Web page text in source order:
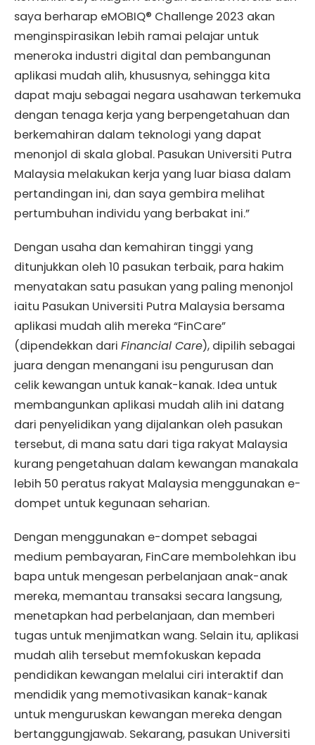
saya berharap eMOBIQ® Challenge 2023 akan
menginspirasikan lebih ramai pelajar untuk
meneroka industri digital dan pembangunan
aplikasi mudah alih, khususnya, sehingga kita
dapat maju sebagai negara usahawan terkemuka
dengan tenaga kerja yang berpengetahuan dan
berkemahiran dalam teknologi yang dapat
menonjol di skala global. Pasukan Universiti Putra
Malaysia melakukan kerja yang luar biasa dalam
pertandingan ini, dan saya gembira melihat
pertumbuhan individu yang berbakat ini.”
Dengan usaha dan kemahiran tinggi yang
ditunjukkan oleh 10 pasukan terbaik, para hakim
menyatakan satu pasukan yang paling menonjol
iaitu Pasukan Universiti Putra Malaysia bersama
aplikasi mudah alih mereka “FinCare”
(dipendekkan dari Financial Care), dipilih sebagai
juara dengan menangani isu pengurusan dan
celik kewangan untuk kanak-kanak. Idea untuk
membangunkan aplikasi mudah alih ini datang
dari penyelidikan yang dijalankan oleh pasukan
tersebut, di mana satu dari tiga rakyat Malaysia
kurang pengetahuan dalam kewangan manakala
lebih 50 peratus rakyat Malaysia menggunakan e-
dompet untuk kegunaan seharian.
Dengan menggunakan e-dompet sebagai
medium pembayaran, FinCare membolehkan ibu
bapa untuk mengesan perbelanjaan anak-anak
mereka, memantau transaksi secara langsung,
menetapkan had perbelanjaan, dan memberi
tugas untuk menjimatkan wang. Selain itu, aplikasi
mudah alih tersebut memfokuskan kepada
pendidikan kewangan melalui ciri interaktif dan
mendidik yang memotivasikan kanak-kanak
untuk menguruskan kewangan mereka dengan
bertanggungjawab. Sekarang, pasukan Universiti